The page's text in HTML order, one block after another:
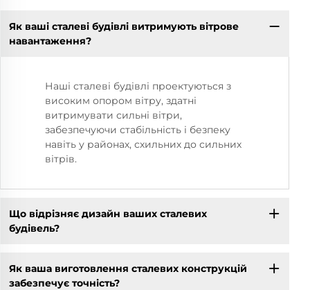
Як ваші сталеві будівлі витримують вітрове
навантаження?
Наші сталеві будівлі проектуються з
високим опором вітру, здатні
витримувати сильні вітри,
забезпечуючи стабільність і безпеку
навіть у районах, схильних до сильних
вітрів.
Що відрізняє дизайн ваших сталевих
будівель?
Як ваша виготовлення сталевих конструкцій
забезпечує точність?